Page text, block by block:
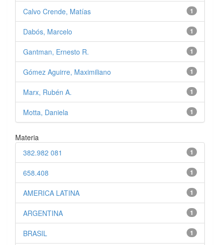
1
Calvo Crende, Matías
1
Dabós, Marcelo
1
Gantman, Ernesto R.
1
Gómez Aguirre, Maximiliano
1
Marx, Rubén A.
1
Motta, Daniela
Materia
1
382.982 081
1
658.408
1
AMERICA LATINA
1
ARGENTINA
1
BRASIL